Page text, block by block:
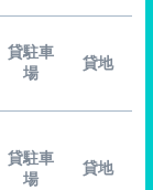
貸駐車
場
貸地
貸駐車
場
貸地